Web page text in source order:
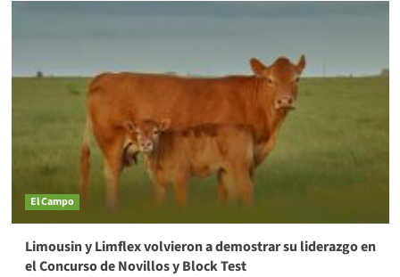
El Campo
Limousin y Limflex volvieron a demostrar su liderazgo en
el Concurso de Novillos y Block Test